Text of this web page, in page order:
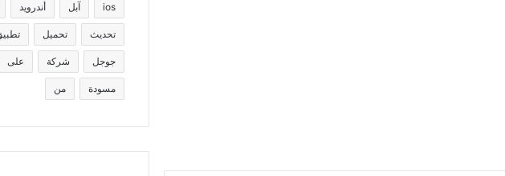
ios آبل أندرويد
تحديث تحميل
جوجل شركة على
مسودة من